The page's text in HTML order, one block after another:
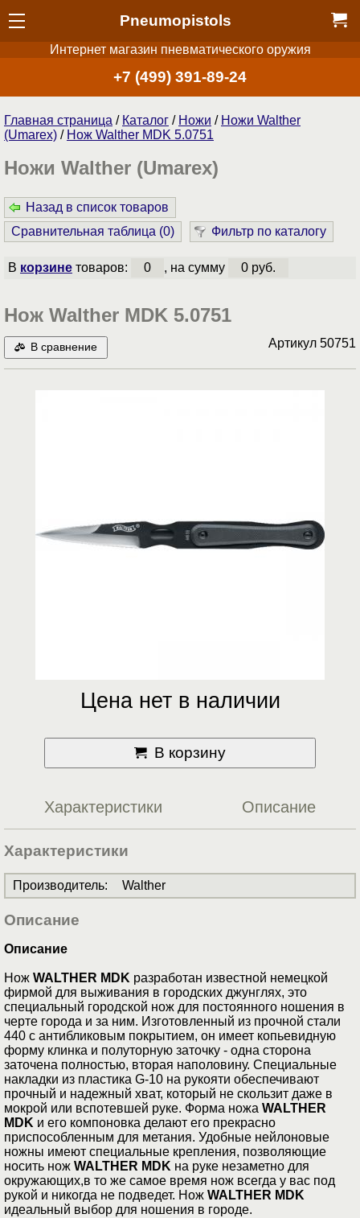
Pneumopistols
Интернет магазин пневматического оружия
+7 (499) 391-89-24
Главная страница / Каталог / Ножи / Ножи Walther
(Umarex) / Нож Walther MDK 5.0751
Ножи Walther (Umarex)
Назад в список товаров
Сравнительная таблица (0) Фильтр по каталогу
В корзинетоваров: 0 , на сумму 0 руб.
Нож Walther MDK 5.0751
В сравнение Артикул 50751
Цена нет в наличии
В корзину
Характеристики Описание
Характеристики
Производитель: Walther
Описание
Описание
Нож WALTHER MDK разработан известной немецкой
фирмой для выживания в городских джунглях, это
специальный городской нож для постоянного ношения в
черте города и за ним. Изготовленный из прочной стали
440 с антибликовым покрытием, он имеет копьевидную
форму клинка и полуторную заточку - одна сторона
заточена полностью, вторая наполовину. Специальные
накладки из пластика G-10 на рукояти обеспечивают
прочный и надежный хват, который не скользит даже в
мокрой или вспотевшей руке. Форма ножа WALTHER
MDK и его компоновка делают его прекрасно
приспособленным для метания. Удобные нейлоновые
ножны имеют специальные крепления, позволяющие
носить нож WALTHER MDK на руке незаметно для
окружающих,в то же самое время нож всегда у вас под
рукой и никогда не подведет. Нож WALTHER MDK
идеальный выбор для ношения в городе.